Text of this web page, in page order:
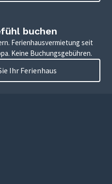
buchen
Ferienhausvermietung seit
Keine Buchungsgebühren.
Ihr Ferienhaus